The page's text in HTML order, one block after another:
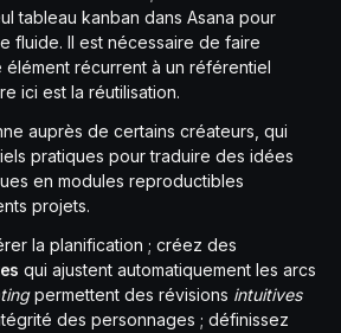
tableau kanban dans Asana pour
fluide. Il est nécessaire de faire
récurrent à un référentiel
ici est la réutilisation.
auprès de certains créateurs, qui
pratiques pour traduire des idées
en modules reproductibles
projets.
la planification ; créez des
qui ajustent automatiquement les arcs
permettent des révisions intuitives
des personnages ; définissez